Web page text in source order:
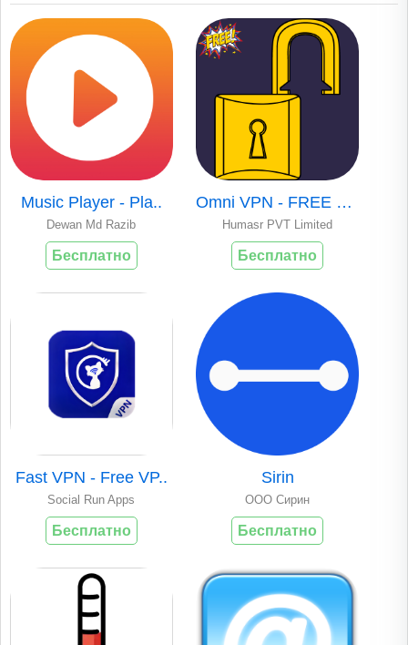
Music Player - Pla..
Dewan Md Razib
Бесплатно
Omni VPN - FREE VP..
Humasr PVT Limited
Бесплатно
Fast VPN - Free VP..
Social Run Apps
Бесплатно
Sirin
ООО Сирин
Бесплатно